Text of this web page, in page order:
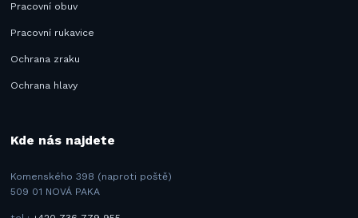
Pracovní obuv
Pracovní rukavice
Ochrana zraku
Ochrana hlavy
Kde nás najdete
Komenského 398 (naproti poště)
509 01 NOVÁ PAKA